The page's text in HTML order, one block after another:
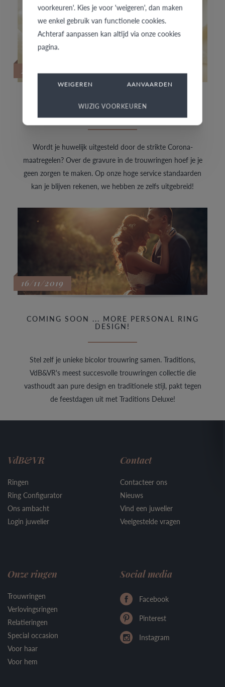
22/06/2020
TROUWRINGEN KOPEN VOOR, TIJDENS OF
Wordt je huwelijk uitgesteld door de strikte Corona-
maatregelen? Over de gravure in de trouwringen hoef je je
geen zorgen te maken. Op onze hoge service standaarden
kan je blijven rekenen, we hebben ze zelfs uitgebreid!
16/11/2019
COMING SOON ... MORE PERSONAL RING
DESIGN!
Stel zelf je unieke bicolor trouwring samen. Traditions,
VdB&VR's meest succesvolle trouwringen collectie die
vasthoudt aan pure design en traditionele stijl, pakt tegen
de feestdagen uit met Traditions Deluxe!
voorkeuren'. Kies je voor 'weigeren', dan maken
we enkel gebruik van functionele cookies.
Achteraf aanpassen kan altijd via onze cookies
pagina.
WEIGEREN AANVAARDEN
WIJZIG VOORKEUREN
VdB&VR
Ringen
Ring Configurator
Ons ambacht
Login juwelier
Contact
Contacteer ons
Nieuws
Vind een juwelier
Veelgestelde vragen
Onze ringen
Trouwringen
Verlovingsringen
Relatieringen
Special occasion
Voor haar
Voor hem
Social media
Facebook
Pinterest
Instagram